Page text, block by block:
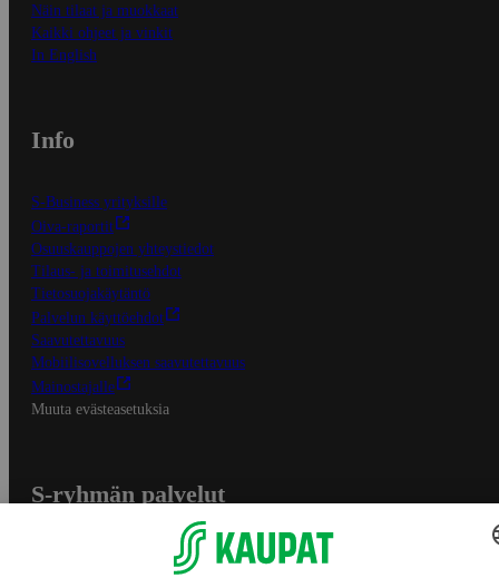
Näin tilaat ja muokkaat
Kaikki ohjeet ja vinkit
In English
Info
S-Business yrityksille
Oiva-raportit
Osuuskauppojen yhteystiedot
Tilaus- ja toimitusehdot
Tietosuojakäytäntö
Palvelun käyttöehdot
Saavutettavuus
Mobiilisovelluksen saavutettavuus
Mainostajalle
Muuta evästeasetuksia
S-ryhmän palvelut